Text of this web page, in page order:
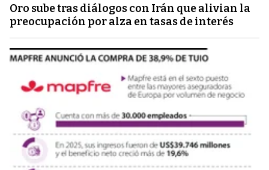
Oro sube tras diálogos con Irán que alivian la
preocupación por alza en tasas de interés